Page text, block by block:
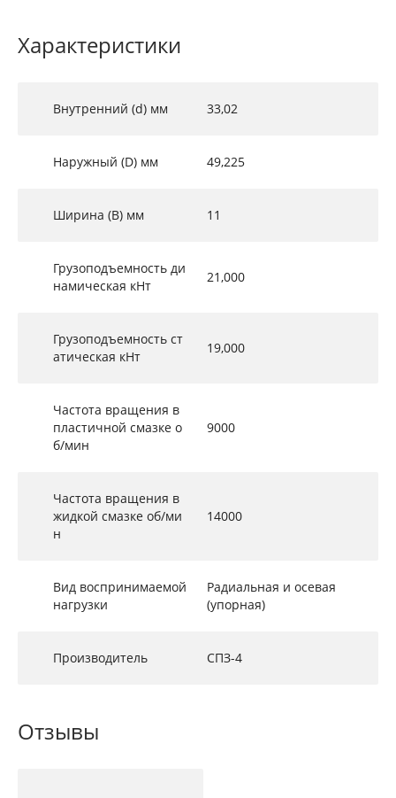
Характеристики
Внутренний (d) мм 33,02
Наружный (D) мм 49,225
Ширина (B) мм 11
Грузоподъемность ди
намическая кНт
21,000
Грузоподъемность ст
атическая кНт
19,000
Частота вращения в
пластичной смазке о
б/мин
9000
Частота вращения в
жидкой смазке об/ми
н
14000
Вид воспринимаемой
нагрузки
Радиальная и осевая
(упорная)
Производитель СПЗ-4
Отзывы